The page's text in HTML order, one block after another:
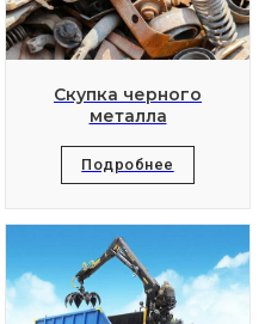
Скупка черного
металла
Подробнее